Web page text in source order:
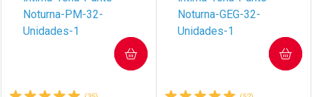
COMPRAR COMPRAR